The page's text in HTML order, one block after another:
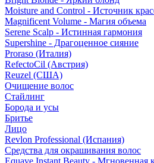
Moisture and Control - Источник
Magnificent Volume - Магия объема
Serene Scalp - Истинная гармония
Supershine - Драгоценное сияние
Proraso (Италия)
RefectoCil (Австрия)
Reuzel (США)
Очищение волос
Стайлинг
Борода и усы
Бритье
Лицо
Revlon Professional (Испания)
Средства для окрашивания волос
Equave Instant Beauty - Мгновенная